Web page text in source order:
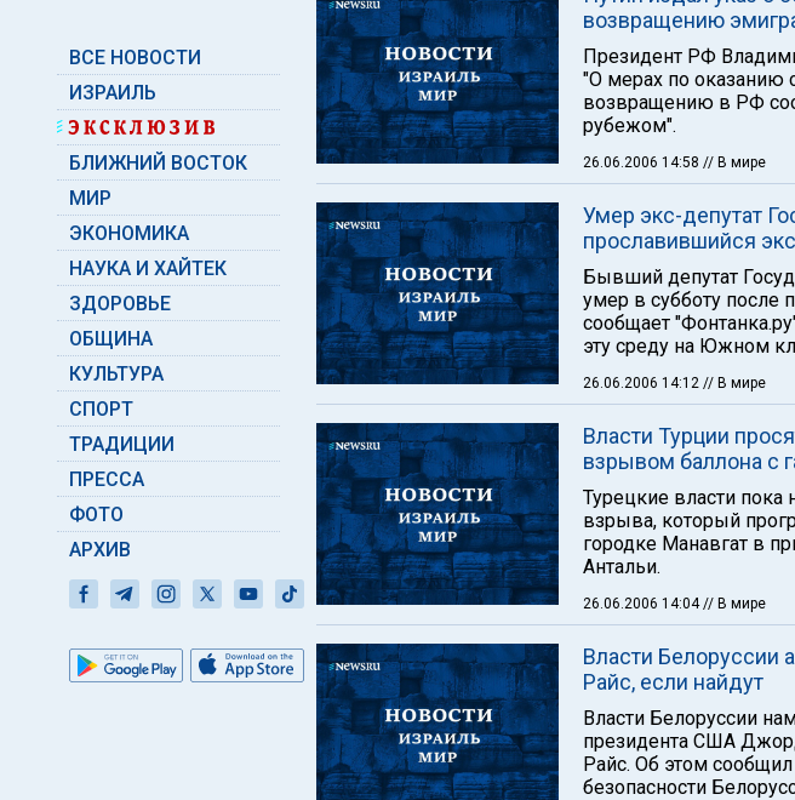
ВСЕ НОВОСТИ
ИЗРАИЛЬ
БЛИЖНИЙ ВОСТОК
МИР
ЭКОНОМИКА
НАУКА И ХАЙТЕК
ЗДОРОВЬЕ
ОБЩИНА
КУЛЬТУРА
СПОРТ
ТРАДИЦИИ
ПРЕССА
ФОТО
АРХИВ
возвращению
Президент РФ
"О мерах по оказанию
возвращению в РФ
рубежом".
26.06.2006 14:58 // В мире
Умер экс-депутат
прославившийся
Бывший депутат
умер в субботу после
сообщает
эту среду на Южном
26.06.2006 14:12 // В мире
Власти Турции
взрывом баллона с
Турецкие власти пока
взрыва, который
городке Манавгат в
Антальи.
26.06.2006 14:04// В мире
Власти Белоруссии
Райс, если найдут
Власти Белоруссии
президента США
Райс. Об этом
безопасности